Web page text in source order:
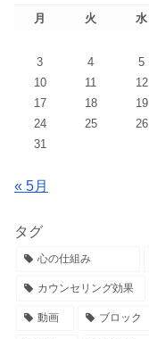
月 火 水
3
4 5
10
11 12
17
18 19
24
25 26
31
« 5月
タグ
心の仕組み
カウンセリング効果
動画 ブロック